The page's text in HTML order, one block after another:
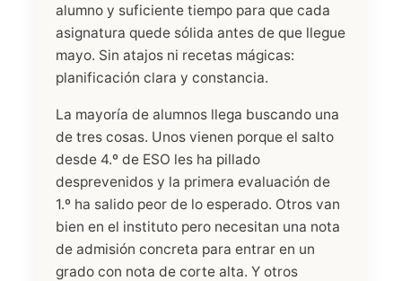
alumno y suficiente tiempo para que cada
asignatura quede sólida antes de que llegue
mayo. Sin atajos ni recetas mágicas:
planificación clara y constancia.
La mayoría de alumnos llega buscando una
de tres cosas. Unos vienen porque el salto
desde 4.º de ESO les ha pillado
desprevenidos y la primera evaluación de
1.º ha salido peor de lo esperado. Otros van
bien en el instituto pero necesitan una nota
de admisión concreta para entrar en un
grado con nota de corte alta. Y otros